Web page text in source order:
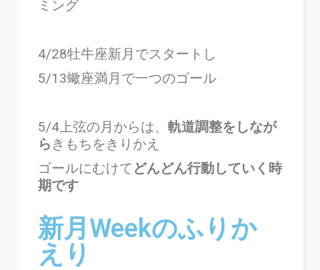
ミング
4/28牡牛座新月でスタートし
5/13蠍座満月で一つのゴール
5/4上弦の月からは、 軌道調整をしなが
ら きもちをきりかえ
ゴールにむけて どんどん行動していく時
期です
新月Weekのふりか
えり